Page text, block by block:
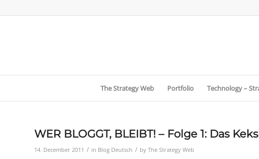
The Strategy Web Portfolio Technology –
WER BLOGGT, BLEIBT! – Folge 1: Das
14. December 2011 / in Blog Deutsch / by The Strategy Web